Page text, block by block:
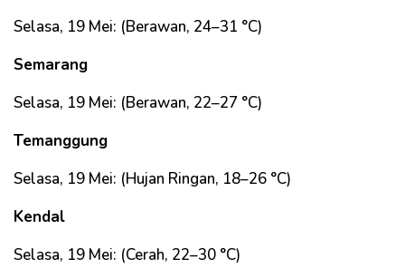
Selasa, 19 Mei: (Berawan, 24–31 °C)
Semarang
Selasa, 19 Mei: (Berawan, 22–27 °C)
Temanggung
Selasa, 19 Mei: (Hujan Ringan, 18–26 °C)
Kendal
Selasa, 19 Mei: (Cerah, 22–30 °C)